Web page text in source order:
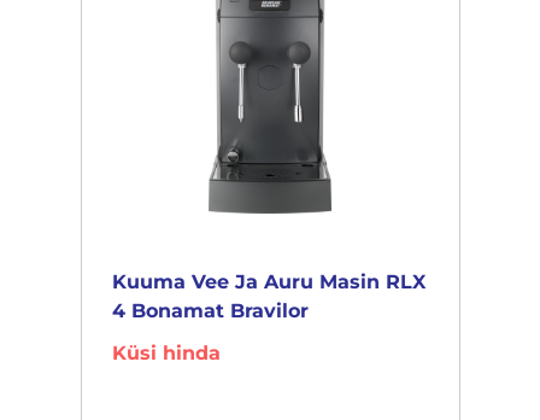
Kuuma Vee Ja Auru Masin RLX
4 Bonamat Bravilor
Küsi hinda